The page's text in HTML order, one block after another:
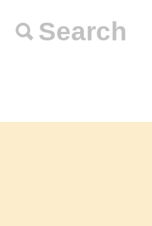
Search